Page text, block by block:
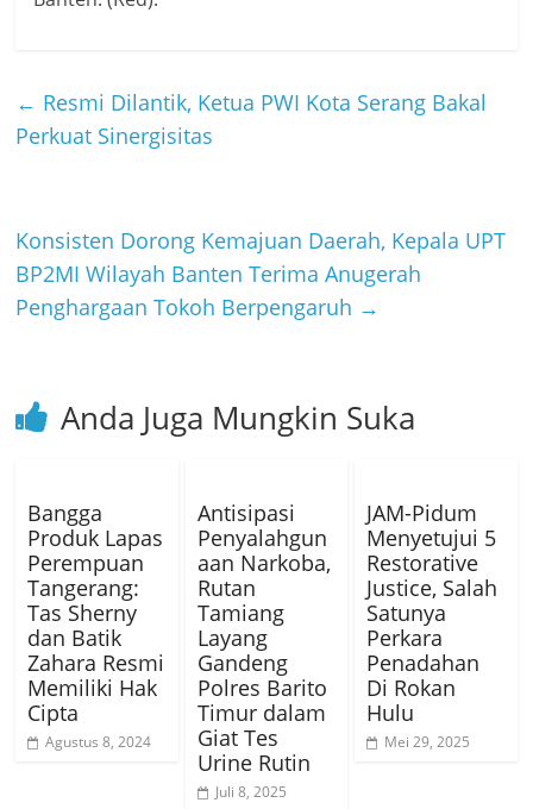
← Resmi Dilantik, Ketua PWI Kota Serang Bakal
Perkuat Sinergisitas
Konsisten Dorong Kemajuan Daerah, Kepala UPT
BP2MI Wilayah Banten Terima Anugerah
Penghargaan Tokoh Berpengaruh →
Anda Juga Mungkin Suka
Bangga
Produk Lapas
Perempuan
Tangerang:
Tas Sherny
dan Batik
Zahara Resmi
Memiliki Hak
Cipta
Agustus 8, 2024
Antisipasi
Penyalahgun
aan Narkoba,
Rutan
Tamiang
Layang
Gandeng
Polres Barito
Timur dalam
Giat Tes
Urine Rutin
Juli 8, 2025
JAM-Pidum
Menyetujui 5
Restorative
Justice, Salah
Satunya
Perkara
Penadahan
Di Rokan
Hulu
Mei 29, 2025